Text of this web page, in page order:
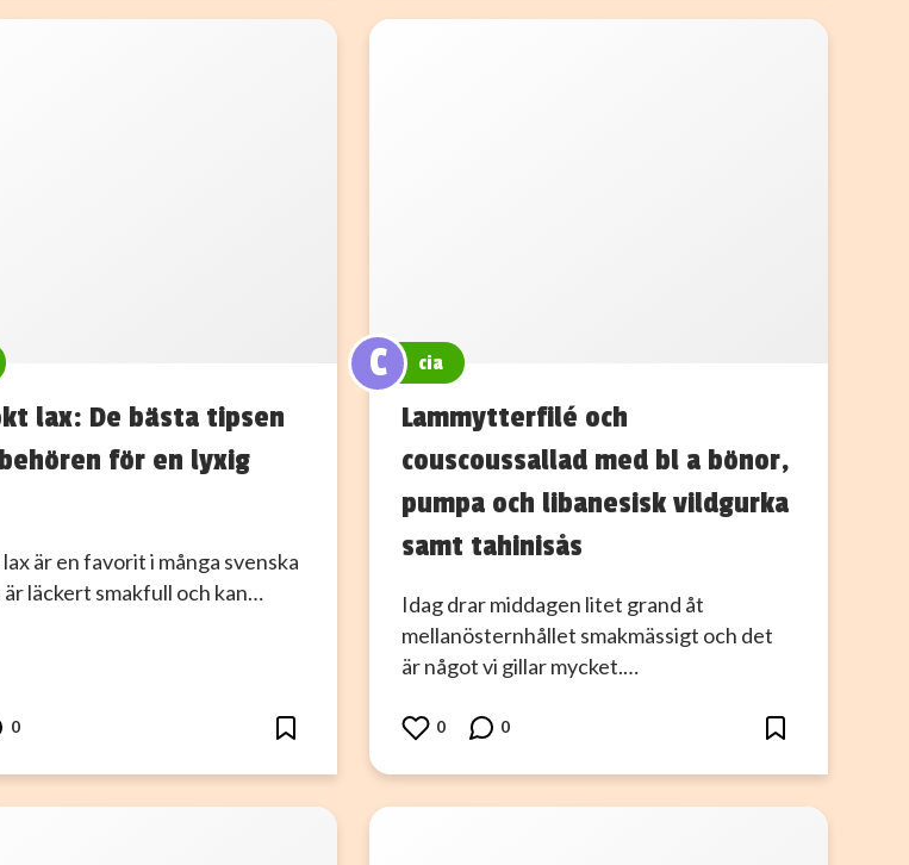
lax: De bästa tipsen
för en lyxig
är en favorit i många svenska
är läckert smakfull och kan…
0
C cia
Lammytterfilé och
couscoussallad med bl a bönor,
pumpa och libanesisk vildgurka
samt tahinisås
Idag drar middagen litet grand åt
mellanösternhållet smakmässigt och det
är något vi gillar mycket.…
0 0